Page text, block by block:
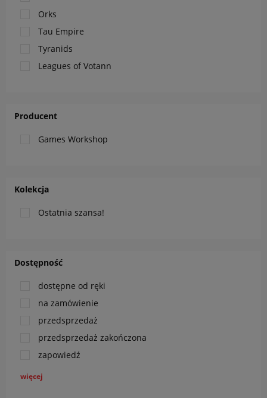
Orks
Tau Empire
Tyranids
Leagues of Votann
Producent
Games Workshop
Kolekcja
Ostatnia szansa!
Dostępność
dostępne od ręki
na zamówienie
przedsprzedaż
przedsprzedaż zakończona
zapowiedź
więcej